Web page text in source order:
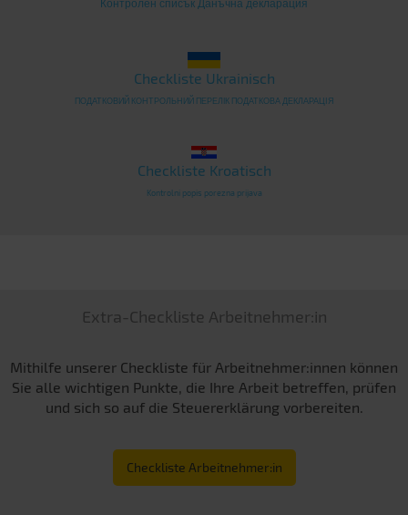
Контролен списък Данъчна декларация
Checkliste Ukrainisch
ПОДАТКОВИЙ КОНТРОЛЬНИЙ ПЕРЕЛIК ПОДАТКОВА ДЕКЛАРАЦІЯ
Checkliste Kroatisch
Kontrolni popis porezna prijava
Extra-Checkliste Arbeitnehmer:in
Mithilfe unserer Checkliste für Arbeitnehmer:innen können
Sie alle wichtigen Punkte, die Ihre Arbeit betreffen, prüfen
und sich so auf die Steuererklärung vorbereiten.
Checkliste Arbeitnehmer:in